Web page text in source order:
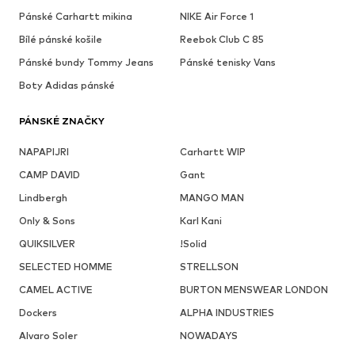
Pánské Carhartt mikina
NIKE Air Force 1
Bílé pánské košile
Reebok Club C 85
Pánské bundy Tommy Jeans
Pánské tenisky Vans
Boty Adidas pánské
PÁNSKÉ ZNAČKY
NAPAPIJRI
Carhartt WIP
CAMP DAVID
Gant
Lindbergh
MANGO MAN
Only & Sons
Karl Kani
QUIKSILVER
!Solid
SELECTED HOMME
STRELLSON
CAMEL ACTIVE
BURTON MENSWEAR LONDON
Dockers
ALPHA INDUSTRIES
Alvaro Soler
NOWADAYS